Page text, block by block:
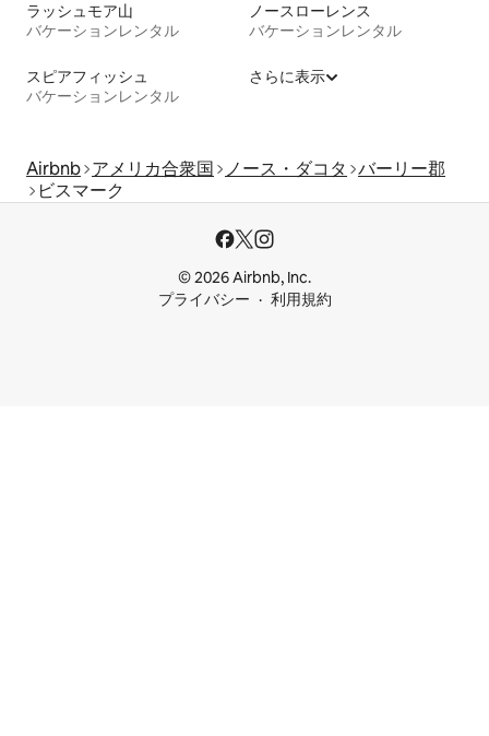
ラッシュモア山
バケーションレンタル
ノースローレンス
バケーションレンタル
スピアフィッシュ
バケーションレンタル
さらに表示
Airbnb アメリカ合衆国 ノース・ダコタ バーリー郡
ビスマーク
© 2026 Airbnb, Inc.
プライバシー
利用規約